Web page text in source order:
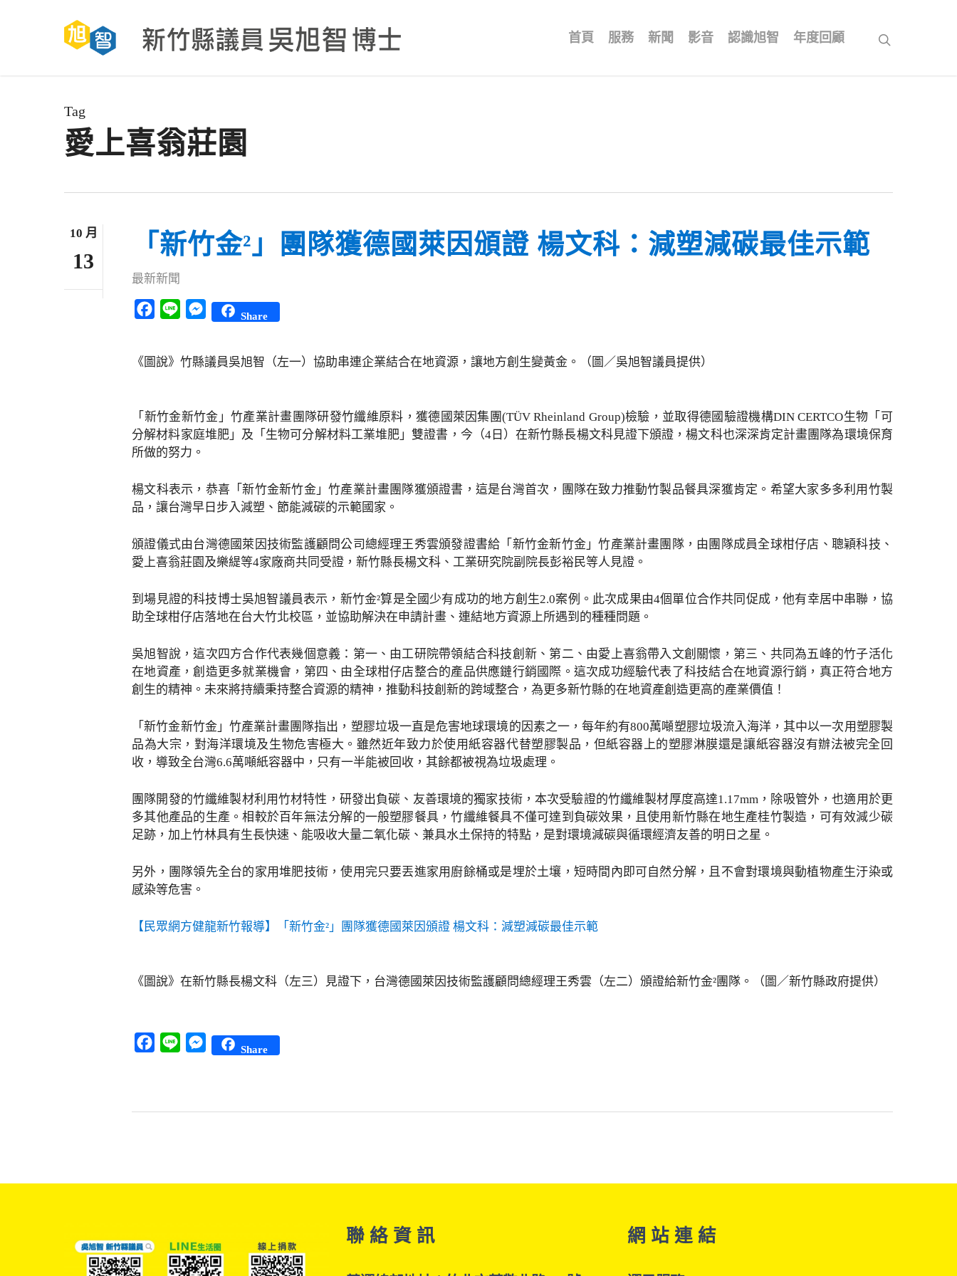
首頁 服務 新聞 影音 認識旭智 年度回顧
Tag
愛上喜翁莊園
10 月
13
「新竹金²」團隊獲德國萊因頒證 楊文科：減塑減碳最佳示範
最新新聞
Facebook
Line Messenger
Share
《圖說》竹縣議員吳旭智（左一）協助串連企業結合在地資源，讓地方創生變黃金。（圖／吳旭智議員提供）
「新竹金新竹金」竹產業計畫團隊研發竹纖維原料，獲德國萊因集團(TÜV Rheinland Group)檢驗，並取得德國驗證機構DIN CERTCO生物「可
分解材料家庭堆肥」及「生物可分解材料工業堆肥」雙證書，今（4日）在新竹縣長楊文科見證下頒證，楊文科也深深肯定計畫團隊為環境保育
所做的努力。
楊文科表示，恭喜「新竹金新竹金」竹產業計畫團隊獲頒證書，這是台灣首次，團隊在致力推動竹製品餐具深獲肯定。希望大家多多利用竹製
品，讓台灣早日步入減塑、節能減碳的示範國家。
頒證儀式由台灣德國萊因技術監護顧問公司總經理王秀雲頒發證書給「新竹金新竹金」竹產業計畫團隊，由團隊成員全球柑仔店、聰穎科技、
愛上喜翁莊園及樂緹等4家廠商共同受證，新竹縣長楊文科、工業研究院副院長彭裕民等人見證。
到場見證的科技博士吳旭智議員表示，新竹金²算是全國少有成功的地方創生2.0案例。此次成果由4個單位合作共同促成，他有幸居中串聯，協
助全球柑仔店落地在台大竹北校區，並協助解決在申請計畫、連結地方資源上所遇到的種種問題。
吳旭智說，這次四方合作代表幾個意義：第一、由工研院帶領結合科技創新、第二、由愛上喜翁帶入文創關懷，第三、共同為五峰的竹子活化
在地資產，創造更多就業機會，第四、由全球柑仔店整合的產品供應鏈行銷國際。這次成功經驗代表了科技結合在地資源行銷，真正符合地方
創生的精神。未來將持續秉持整合資源的精神，推動科技創新的跨域整合，為更多新竹縣的在地資產創造更高的產業價值！
「新竹金新竹金」竹產業計畫團隊指出，塑膠垃圾一直是危害地球環境的因素之一，每年約有800萬噸塑膠垃圾流入海洋，其中以一次用塑膠製
品為大宗，對海洋環境及生物危害極大。雖然近年致力於使用紙容器代替塑膠製品，但紙容器上的塑膠淋膜還是讓紙容器沒有辦法被完全回
收，導致全台灣6.6萬噸紙容器中，只有一半能被回收，其餘都被視為垃圾處理。
團隊開發的竹纖維製材利用竹材特性，研發出負碳、友善環境的獨家技術，本次受驗證的竹纖維製材厚度高達1.17mm，除吸管外，也適用於更
多其他產品的生產。相較於百年無法分解的一般塑膠餐具，竹纖維餐具不僅可達到負碳效果，且使用新竹縣在地生產桂竹製造，可有效減少碳
足跡，加上竹林具有生長快速、能吸收大量二氧化碳、兼具水土保持的特點，是對環境減碳與循環經濟友善的明日之星。
另外，團隊領先全台的家用堆肥技術，使用完只要丟進家用廚餘桶或是埋於土壤，短時間內即可自然分解，且不會對環境與動植物產生汙染或
感染等危害。
【民眾網方健龍新竹報導】「新竹金²」團隊獲德國萊因頒證 楊文科：減塑減碳最佳示範
《圖說》在新竹縣長楊文科（左三）見證下，台灣德國萊因技術監護顧問總經理王秀雲（左二）頒證給新竹金²團隊。（圖／新竹縣政府提供）
Facebook
Line Messenger
Share
聯 絡 資 訊 網 站 連 結